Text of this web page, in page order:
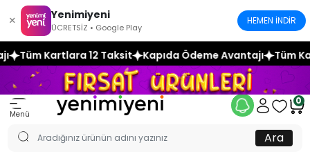
× Yenimiyeni
ÜCRETSİZ • Google Play
HEMEN İNDİR
Kapıda Ödeme Avantajı Tüm Kartlara 12 Taksit
Menü
0
Ara